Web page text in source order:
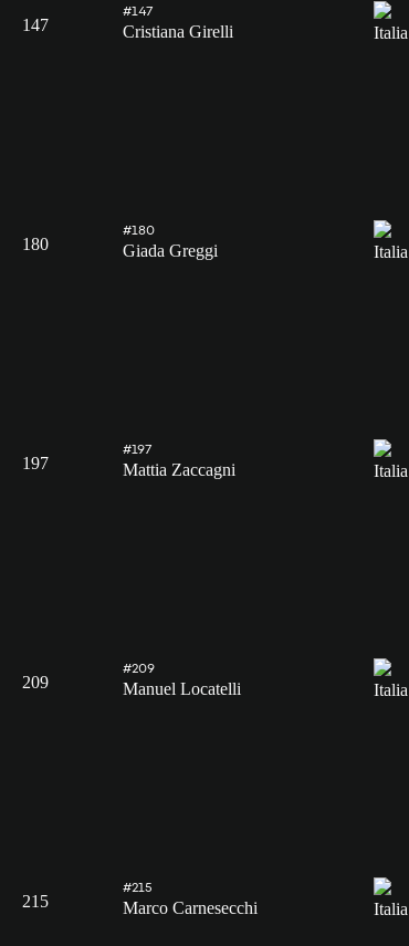
147
#147
Cristiana Girelli
180
#180
Giada Greggi
197
#197
Mattia Zaccagni
209
#209
Manuel Locatelli
215
#215
Marco Carnesecchi